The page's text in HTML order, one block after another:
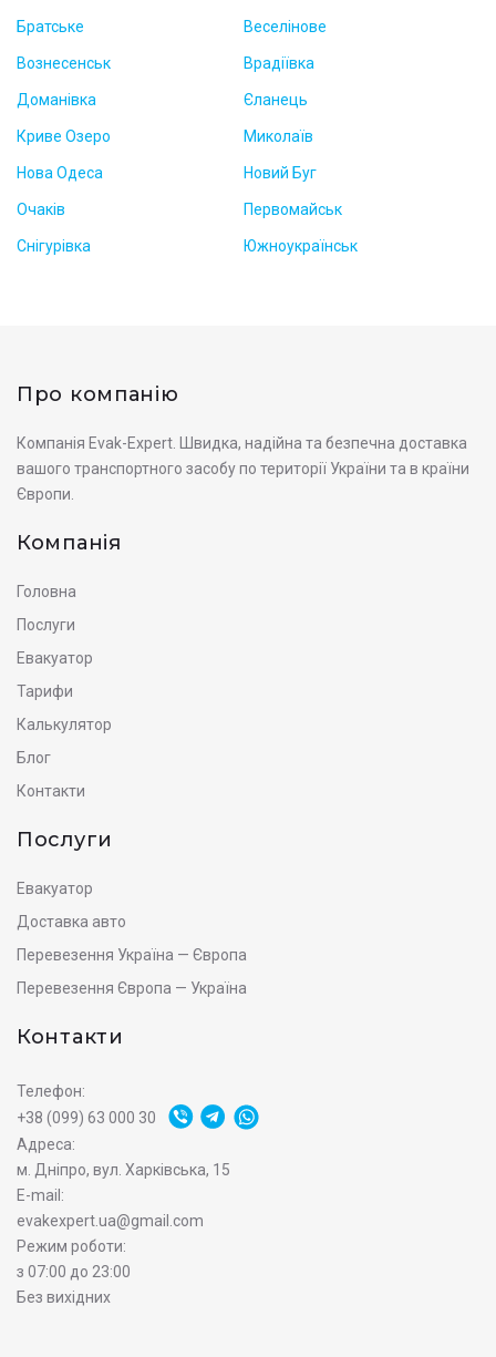
Братське Веселінове
Вознесенськ Врадіївка
Доманівка Єланець
Криве Озеро Миколаїв
Нова Одеса Новий Буг
Очаків Первомайськ
Снігурівка Южноукраїнськ
Про компанію
Компанія Evak-Expert. Швидка, надійна та безпечна доставка
вашого транспортного засобу по території України та в країни
Європи.
Компанія
Головна
Послуги
Евакуатор
Тарифи
Калькулятор
Блог
Контакти
Послуги
Евакуатор
Доставка авто
Перевезення Україна — Європа
Перевезення Європа — Україна
Контакти
Телефон:
+38 (099) 63 000 30
Адреса:
м. Дніпро, вул. Харківська, 15
E-mail:
evakexpert.ua@gmail.com
Режим роботи:
з 07:00 до 23:00
Без вихідних